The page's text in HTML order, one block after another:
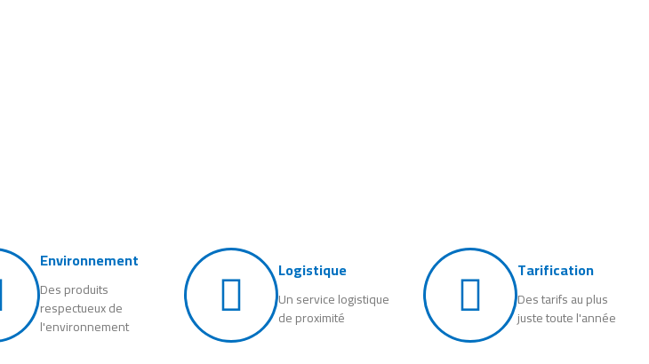
Environnement
Des produits
respectueux de
l'environnement
Logistique
Un service logistique
de proximité
Tarification
Des tarifs au plus
juste toute l'année